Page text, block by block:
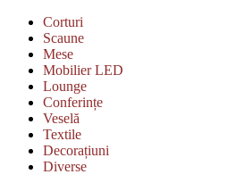
Corturi
Scaune
Mese
Mobilier LED
Lounge
Conferințe
Veselă
Textile
Decorațiuni
Diverse